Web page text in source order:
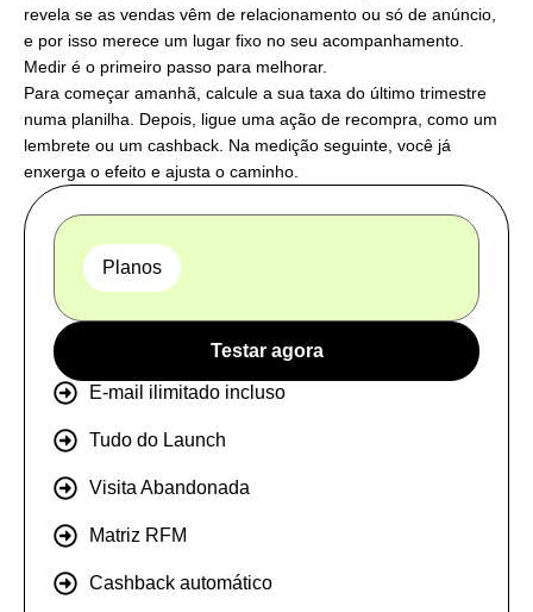
revela se as vendas vêm de relacionamento ou só de anúncio,
e por isso merece um lugar fixo no seu acompanhamento.
Medir é o primeiro passo para melhorar.
Para começar amanhã, calcule a sua taxa do último trimestre
numa planilha. Depois, ligue uma ação de recompra, como um
lembrete ou um cashback. Na medição seguinte, você já
enxerga o efeito e ajusta o caminho.
Planos
Testar agora
E-mail ilimitado incluso
Tudo do Launch
Visita Abandonada
Matriz RFM
Cashback automático